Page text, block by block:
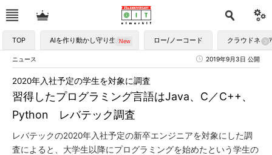
TOP AIを作り動かし守り生かす ロー/ノーコード クラウドネイ
ニュース 2019年9月3日 公開
習得したプログラミング言語はJava、C／C++、
Python レバテック調査
2020年入社予定の学生を対象に調査
レバテックの2020年入社予定の新卒エンジニアを対象にした調
査によると、大学生以降にプログラミングを始めたという学生の